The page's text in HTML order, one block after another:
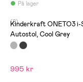
På lager
(8)
Kinderkraft ONETO3 i-
Autostol, Cool Grey
995 kr